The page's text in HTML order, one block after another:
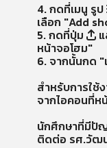
4. กดที่เมนู รูป
เลือก "Add
5. กดที่ปุ่ม
หน้าจอโฮม"
6. จากนั้นกด "
สำหรับการใช้
จากไอคอนที่ห
นักศึกษาที่มีปั
ติดต่อ รศ.วัฒ